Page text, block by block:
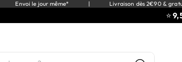
Envoi le jour même* | Livraison dès 2€90 &
9,5/10-